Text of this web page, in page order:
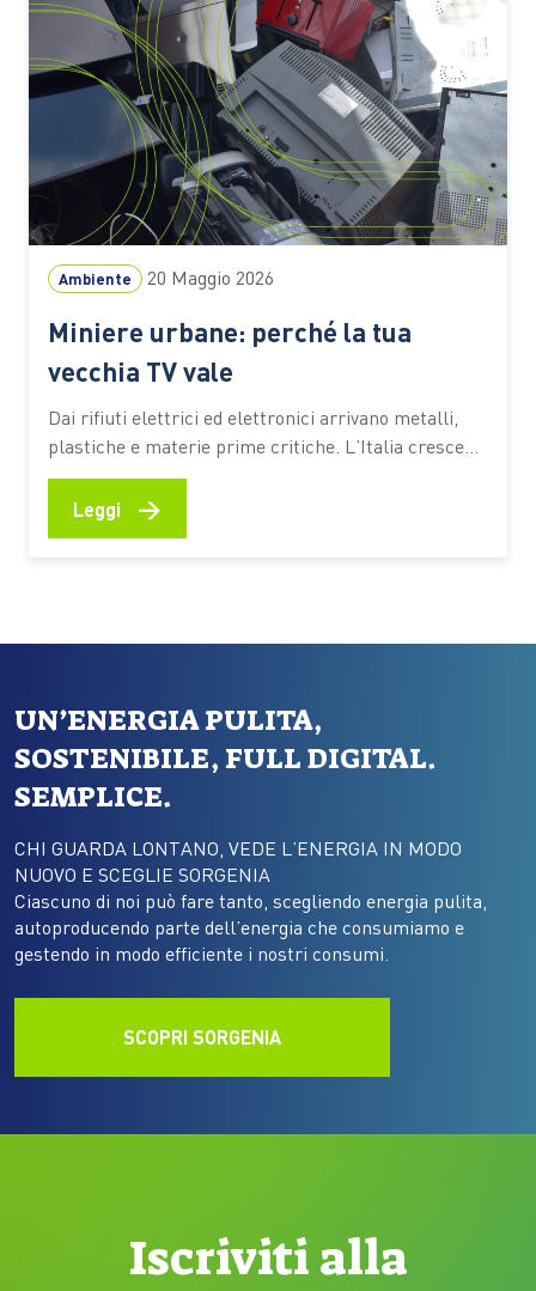
vita dei veicoli.…
Ambiente 20 Maggio 2026
Miniere urbane: perché la tua
vecchia TV vale
Dai rifiuti elettrici ed elettronici arrivano metalli,
plastiche e materie prime critiche. L’Italia cresce
nella raccolta. Intanto l’Europa prepara nuove
regole per trasformare i RAEE in risorsa strategica:
nel corso del 2026 è previsto il via libera al Circular
Leggi →
UN’ENERGIA PULITA,
SOSTENIBILE, FULL DIGITAL.
SEMPLICE.
CHI GUARDA LONTANO, VEDE L’ENERGIA IN MODO
NUOVO E SCEGLIE SORGENIA
Ciascuno di noi può fare tanto, scegliendo energia pulita,
autoproducendo parte dell’energia che consumiamo e
gestendo in modo efficiente i nostri consumi.
SCOPRI SORGENIA
Iscriviti alla